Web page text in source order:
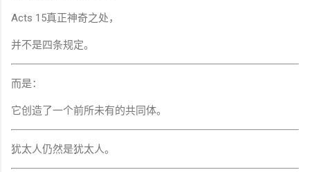
Acts 15真正神奇之处，
并不是四条规定。
而是：
它创造了一个前所未有的共同体。
犹太人仍然是犹太人。